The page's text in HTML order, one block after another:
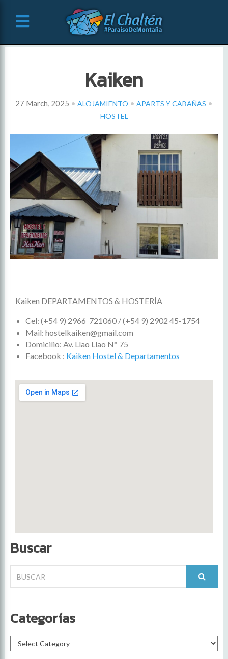
Kaiken
27 March, 2025 • ALOJAMIENTO • APARTS Y CABAÑAS •
HOSTEL
Kaiken DEPARTAMENTOS & HOSTERÍA
Cel: (+54 9) 2966 721060 / (+54 9) 2902 45-1754
Mail: hostelkaiken@gmail.com
Domicilio: Av. Llao Llao N° 75
Facebook : Kaiken Hostel & Departamentos
Buscar
Categorías